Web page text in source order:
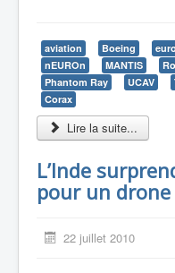
aviation Boeing
nEUROn
MANTIS
Phantom Ray
UCAV
Corax
Lire la suite...
L’Inde
pour un
22 juillet 2010